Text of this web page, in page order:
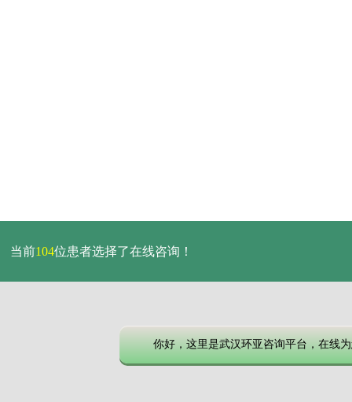
当前104位患者选择了在线咨询！
你好，这里是武汉环亚咨询平台，在线